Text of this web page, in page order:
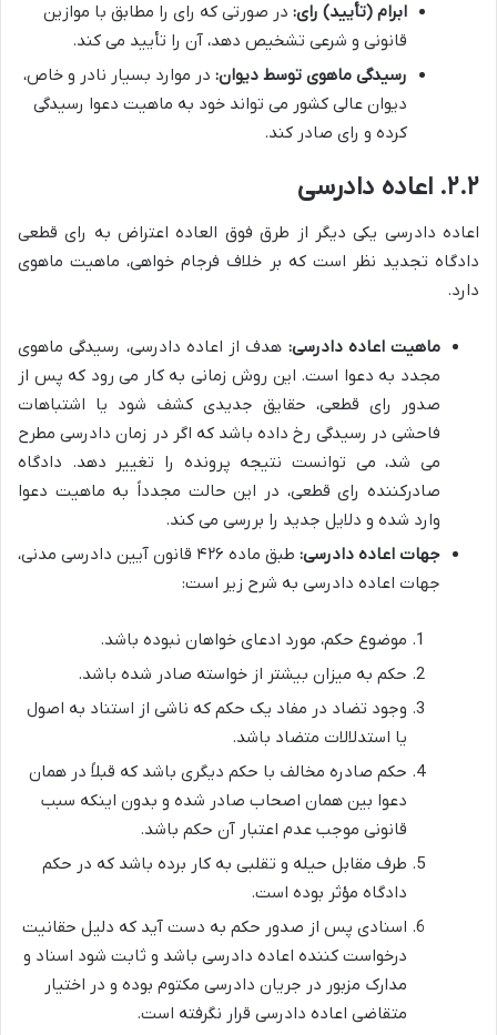
ابرام (تأیید) رای: در صورتی که رای را مطابق با موازین
قانونی و شرعی تشخیص دهد، آن را تأیید می کند.
رسیدگی ماهوی توسط دیوان: در موارد بسیار نادر و خاص،
دیوان عالی کشور می تواند خود به ماهیت دعوا رسیدگی
کرده و رای صادر کند.
۲.۲. اعاده دادرسی
اعاده دادرسی یکی دیگر از طرق فوق العاده اعتراض به رای قطعی
دادگاه تجدید نظر است که بر خلاف فرجام خواهی، ماهیت ماهوی
دارد.
ماهیت اعاده دادرسی: هدف از اعاده دادرسی، رسیدگی ماهوی
مجدد به دعوا است. این روش زمانی به کار می رود که پس از
صدور رای قطعی، حقایق جدیدی کشف شود یا اشتباهات
فاحشی در رسیدگی رخ داده باشد که اگر در زمان دادرسی مطرح
می شد، می توانست نتیجه پرونده را تغییر دهد. دادگاه
صادرکننده رای قطعی، در این حالت مجدداً به ماهیت دعوا
وارد شده و دلایل جدید را بررسی می کند.
جهات اعاده دادرسی:
طبق ماده ۴۲۶ قانون آیین دادرسی مدنی،
جهات اعاده دادرسی به شرح زیر است:
موضوع حکم، مورد ادعای خواهان نبوده باشد.
حکم به میزان بیشتر از خواسته صادر شده باشد.
وجود تضاد در مفاد یک حکم که ناشی از استناد به اصول
یا استدلالات متضاد باشد.
حکم صادره مخالف با حکم دیگری باشد که قبلاً در همان
دعوا بین همان اصحاب صادر شده و بدون اینکه سبب
قانونی موجب عدم اعتبار آن حکم باشد.
طرف مقابل حیله و تقلبی به کار برده باشد که در حکم
دادگاه مؤثر بوده است.
اسنادی پس از صدور حکم به دست آید که دلیل حقانیت
درخواست کننده اعاده دادرسی باشد و ثابت شود اسناد و
مدارک مزبور در جریان دادرسی مکتوم بوده و در اختیار
متقاضی اعاده دادرسی قرار نگرفته است.